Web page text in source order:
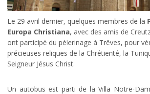
Le 29 avril dernier, quelques membres de la
Europa Christiana, avec des amis de
ont participé du pèlerinage à Trêves, pour
précieuses reliques de la Chrétienté, la
Seigneur Jésus Christ.
Un autobus est parti de la Villa Notre-